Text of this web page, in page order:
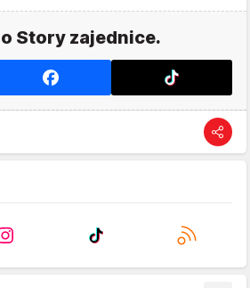
Story zajednice.